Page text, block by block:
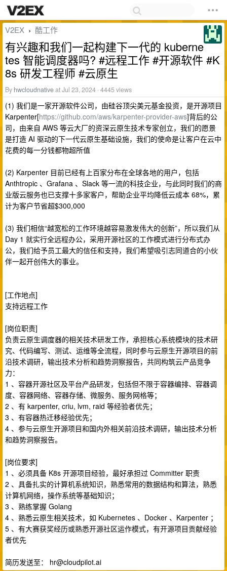
V2EX › 酷工作
有兴趣和我们一起构建下一代的 kuberne
tes 智能调度器吗? #远程工作 #开源软件 #K
8s 研发工程师 #云原生
By hwcloudnativeat Jul 23, 2024 · 4445 views
(1) 我们是一家开源软件公司，由硅谷顶尖美元基金投资，是开源项目
Karpenter[https://github.com/aws/karpenter-provider-aws]背后的公
司，由来自 AWS 等云大厂的资深云原生技术专家创立，我们的愿景
是打造 AI 驱动的下一代云原生基础设施，我们的使命是让客户在云中
花费的每一分钱都物超所值
(2) Karpenter 目前已经有上百家分布在全球各地的用户，包括
Anthtropic 、Grafana 、Slack 等一流的科技企业，与此同时我们的商
业版云服务也已支撑十多家客户，帮助企业平均降低云成本 68%，累
计为客户节省超$300,000
(3) 我们相信“越宽松的工作环境越容易激发伟大的创新”，所以我们从
Day 1 就实行全远程办公，采用开源社区的工作模式进行分布式办
公，我们给予员工最大的信任和支持，我们希望吸引志同道合的小伙
伴一起开创伟大的事业。
[工作地点]
支持远程工作
[岗位职责]
负责云原生调度器的相关技术研发工作，承担核心系统模块的技术研
究、代码编写、测试、运维等全流程，同时参与云原生开源项目的前
沿技术调研，输出技术分析和趋势洞察报告，共同构筑云产品竞争
力：
1 、容器开源社区及平台产品研发，包括但不限于容器编排、容器调
度、容器网络、容器存储、微服务、服务网格等；
2 、有 karpenter, criu, lvm, raid 等经验者优先；
3 、有容器热迁移经验优先；
4 、参与云原生开源项目和国内外相关前沿技术调研，输出技术分析
和趋势洞察报告。
[岗位要求]
1 、必须具备 K8s 开源项目经验，最好承担过 Committer 职责
2 、具备扎实的计算机系统知识，熟悉常用的数据结构和算法，熟悉
计算机网络，操作系统等基础知识；
3 、熟练掌握 Golang
4 、熟悉云原生相关技术，如 Kubernetes 、Docker 、Karpenter ；
5 、有大赛获奖经历或熟悉开源社区运作模式，有开源项目贡献经验
者优先
简历发送至： hr@cloudpilot.ai